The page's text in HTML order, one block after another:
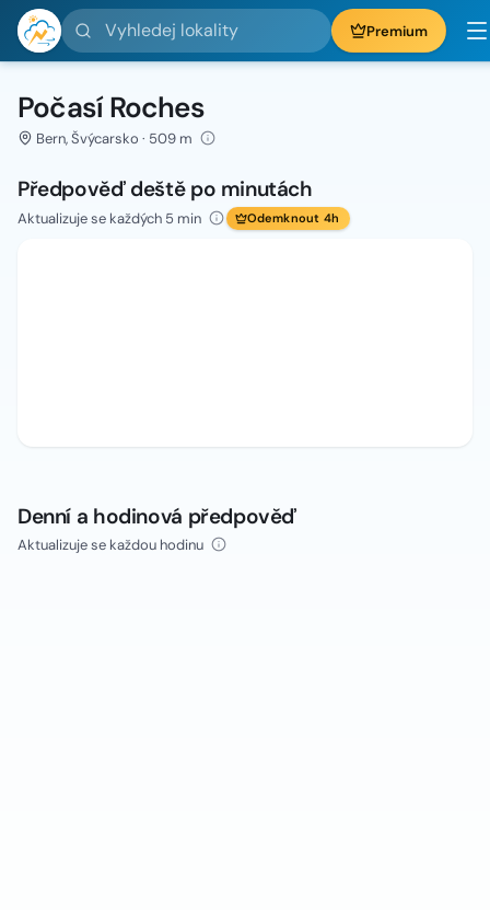
Vyhledej lokality Premium
Počasí Roches
Bern, Švýcarsko · 509 m
Předpověď deště po minutách
Aktualizuje se každých 5 min Odemknout 4h
Denní a hodinová předpověď
Aktualizuje se každou hodinu